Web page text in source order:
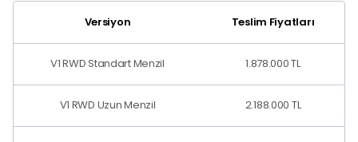
Versiyon Teslim Fiyatları
V1 RWD Standart Menzil 1.878.000 TL
V1 RWD Uzun Menzil 2.188.000 TL